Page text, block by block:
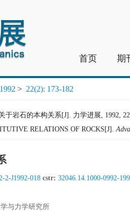
首页 期
1992 > 22(2): 173-182
于岩石的本构关系[J]. 力学进展, 1992,
RELATIONS OF ROCKS[J].
2-J1992-018 cstr: 32046.14.1000-0992-
与力学研究所